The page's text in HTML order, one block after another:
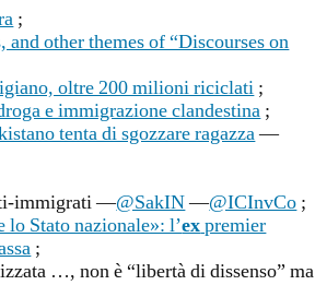
;
other themes of “Discourses on
oltre 200 milioni riciclati ;
e immigrazione clandestina ;
tenta di sgozzare ragazza—
immigrati —@SakIN—@ICInvCo ;
Stato nazionale»: l’expremier
;
…, non è “libertà di dissenso” ma